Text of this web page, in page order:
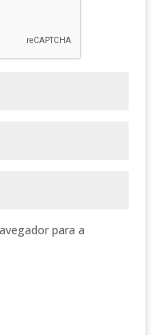
para a